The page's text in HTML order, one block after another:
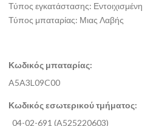
Τύπος εγκατάστασης: Εντοιχισμένη
Τύπος μπαταρίας: Μιας Λαβής
Κωδικός μπαταρίας:
A5A3L09C00
Κωδικός εσωτερικού τμήματος:
04-02-691 (A525220603)